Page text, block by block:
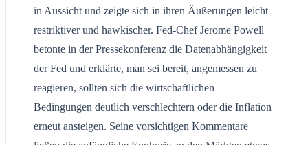
in Aussicht und zeigte sich in ihren Äußerungen leicht
restriktiver und hawkischer. Fed-Chef Jerome Powell
betonte in der Pressekonferenz die Datenabhängigkeit
der Fed und erklärte, man sei bereit, angemessen zu
reagieren, sollten sich die wirtschaftlichen
Bedingungen deutlich verschlechtern oder die Inflation
erneut ansteigen. Seine vorsichtigen Kommentare